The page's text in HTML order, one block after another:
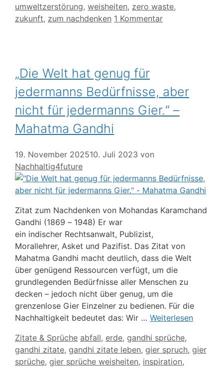
umweltzerstörung, weisheiten, zero waste,
zukunft, zum nachdenken 1 Kommentar
„Die Welt hat genug für
jedermanns Bedürfnisse, aber
nicht für jedermanns Gier.“ –
Mahatma Gandhi
19. November 202510. Juli 2023 von
Nachhaltig4future
Zitat zum Nachdenken von Mohandas Karamchand
Gandhi (1869 – 1948) Er war
ein indischer Rechtsanwalt, Publizist,
Morallehrer, Asket und Pazifist. Das Zitat von
Mahatma Gandhi macht deutlich, dass die Welt
über genügend Ressourcen verfügt, um die
grundlegenden Bedürfnisse aller Menschen zu
decken – jedoch nicht über genug, um die
grenzenlose Gier Einzelner zu bedienen. Für die
Nachhaltigkeit bedeutet das: Wir … Weiterlesen
Kategorien
Zitate & Sprüche Schlagwörter
abfall, erde, gandhi sprüche,
gandhi zitate, gandhi zitate leben, gier spruch, gier
sprüche, gier sprüche weisheiten, inspiration,